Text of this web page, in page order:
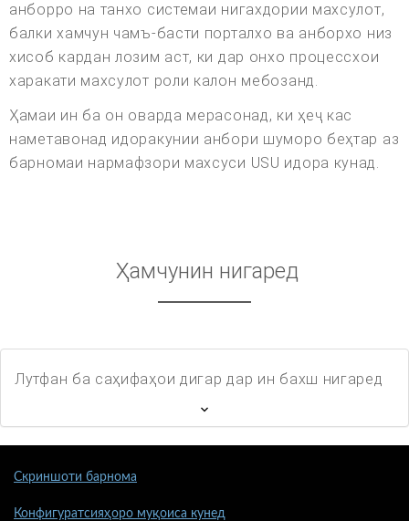
анборро на танхо системаи нигахдории махсулот,
балки хамчун чамъ-басти порталхо ва анборхо низ
хисоб кардан лозим аст, ки дар онхо процессхои
харакати махсулот роли калон мебозанд.
Ҳамаи ин ба он оварда мерасонад, ки ҳеҷ кас
наметавонад идоракунии анбори шуморо беҳтар аз
барномаи нармафзори махсуси USU идора кунад.
Ҳамчунин нигаред
Лутфан ба саҳифаҳои дигар дар ин бахш нигаред
Скриншоти барнома
Конфигуратсияҳоро муқоиса кунед